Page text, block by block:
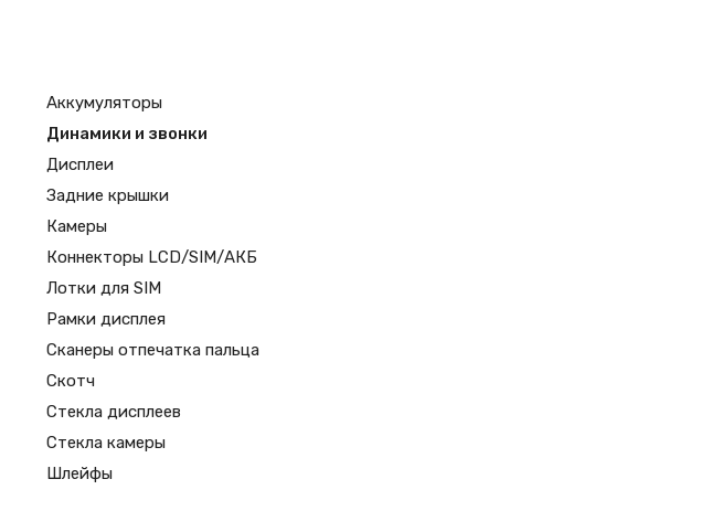
Аккумуляторы
Динамики и звонки
Дисплеи
Задние крышки
Камеры
Коннекторы LCD/SIM/АКБ
Лотки для SIM
Рамки дисплея
Сканеры отпечатка пальца
Скотч
Стекла дисплеев
Стекла камеры
Шлейфы